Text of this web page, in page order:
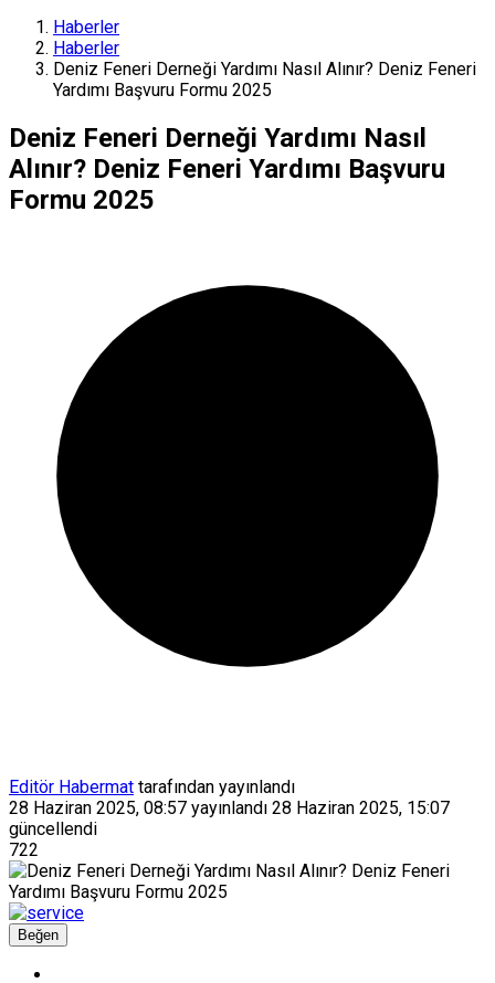
Haberler
Haberler
Deniz Feneri Derneği Yardımı Nasıl Alınır? Deniz Feneri
Yardımı Başvuru Formu 2025
Deniz Feneri Derneği Yardımı Nasıl
Alınır? Deniz Feneri Yardımı Başvuru
Formu 2025
Editör Habermat tarafından yayınlandı
28 Haziran 2025, 08:57 yayınlandı 28 Haziran 2025, 15:07
güncellendi
722
Beğen